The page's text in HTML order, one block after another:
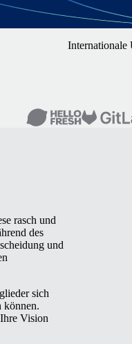
Internationale
rasch und
des
und
sich
können.
Vision